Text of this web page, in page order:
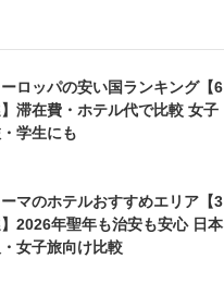
ーロッパの安い国ランキング【6
滞在費・ホテル代で比較 女子
学生にも
ーマのホテルおすすめエリア【3
2026年聖年も治安も安心 日本
・女子旅向け比較